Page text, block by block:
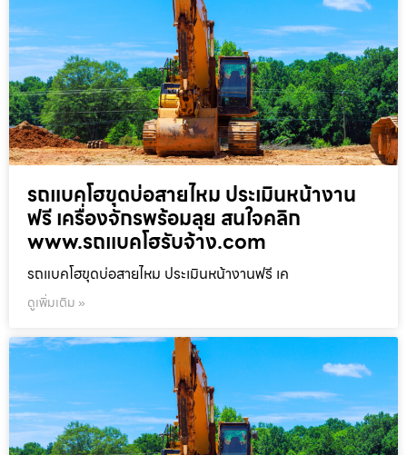
รถแบคโฮขุดบ่อสายไหม ประเมินหน้างาน
ฟรี เครื่องจักรพร้อมลุย สนใจคลิก
www.รถแบคโฮรับจ้าง.com
รถแบคโฮขุดบ่อสายไหม ประเมินหน้างานฟรี เค
ดูเพิ่มเติม »